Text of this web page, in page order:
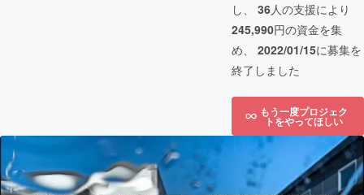
し、 36人の支援により
245,990円の資金を集
め、 2022/01/15に募集を
終了しました
もう一度プロジェク
トをやってほしい